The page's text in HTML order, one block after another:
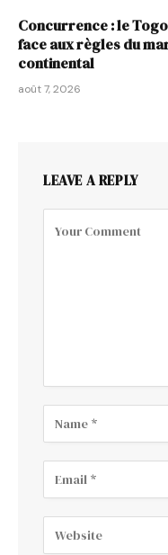
Concurrence : le
face aux règles du
continental
août 7, 2026
LEAVE A REPLY